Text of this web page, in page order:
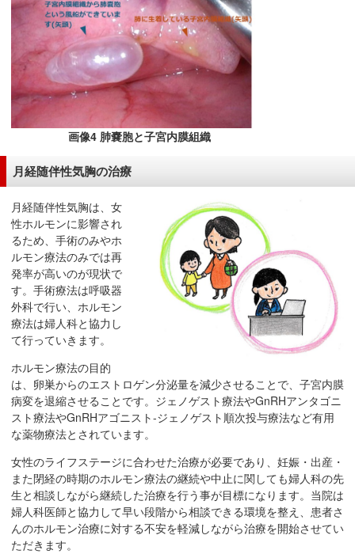
画像4 肺嚢胞と子宮内膜組織
月経随伴性気胸の治療
月経随伴性気胸は、女
性ホルモンに影響され
るため、手術のみやホ
ルモン療法のみでは再
発率が高いのが現状で
す。手術療法は呼吸器
外科で行い、ホルモン
療法は婦人科と協力し
て行っていきます。
ホルモン療法の目的
は、卵巣からのエストロゲン分泌量を減少させることで、子宮内膜
病変を退縮させることです。ジェノゲスト療法やGnRHアンタゴニ
スト療法やGnRHアゴニスト-ジェノゲスト順次投与療法など有用
な薬物療法とされています。
女性のライフステージに合わせた治療が必要であり、妊娠・出産・
また閉経の時期のホルモン療法の継続や中止に関しても婦人科の先
生と相談しながら継続した治療を行う事が目標になります。当院は
婦人科医師と協力して早い段階から相談できる環境を整え、患者さ
んのホルモン治療に対する不安を軽減しながら治療を開始させてい
ただきます。